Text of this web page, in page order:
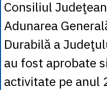
Consiliul
Adunarea
Durabilă a
au fost aprobate
activitate pe anul